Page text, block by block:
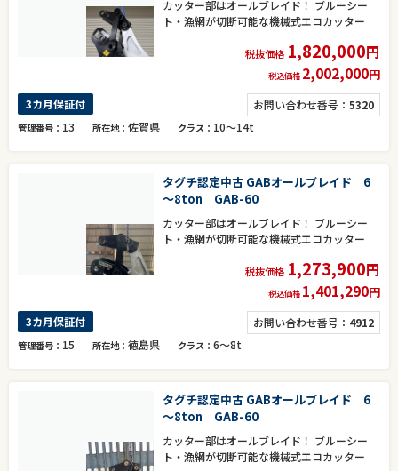
カッター部はオールブレイド！ ブルーシー
ト・漁網が切断可能な機械式エコカッター
税抜価格 1,820,000円
税込価格 2,002,000円
お問い合わせ番号： 5320
3カ月保証付
管理番号 13 所在地 佐賀県 クラス 10～14t
タグチ認定中古 GABオールブレイド 6
～8ton GAB-60
カッター部はオールブレイド！ ブルーシー
ト・漁網が切断可能な機械式エコカッター
税抜価格 1,273,900円
税込価格 1,401,290円
お問い合わせ番号： 4912
3カ月保証付
管理番号 15 所在地 徳島県 クラス 6～8t
タグチ認定中古 GABオールブレイド 6
～8ton GAB-60
カッター部はオールブレイド！ ブルーシー
ト・漁網が切断可能な機械式エコカッター